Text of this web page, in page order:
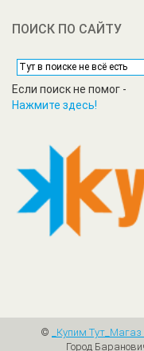
ПОИСК ПО САЙТУ
Если поиск не помог -
Нажмите здесь!
© _Купим
Город